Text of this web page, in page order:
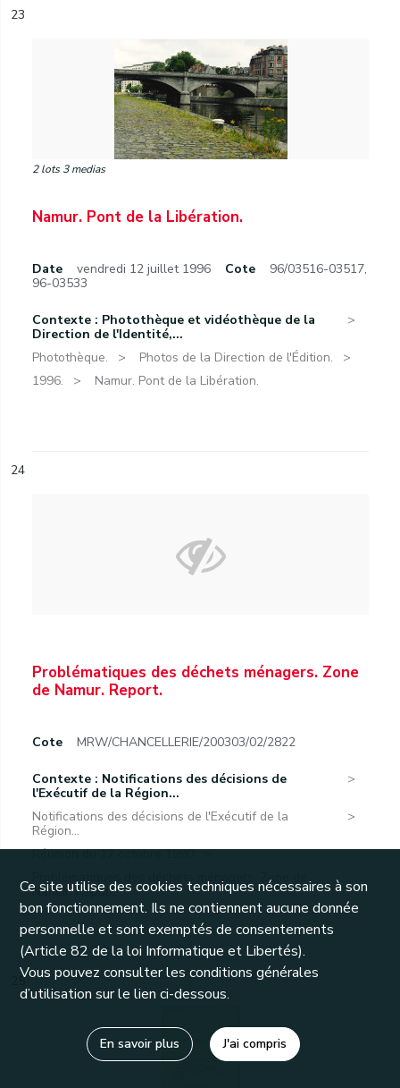
23
2 lots 3 medias
Namur. Pont de la Libération.
Date vendredi 12 juillet 1996 Cote
96/03516-03517,
96-03533
Contexte : Photothèque et vidéothèque de la
Direction de l'Identité,...
Photothèque.
Photos de la Direction de l'Édition.
1996.
Namur. Pont de la Libération.
24
Problématiques des déchets ménagers. Zone
de Namur. Report.
Cote MRW/CHANCELLERIE/200303/02/2822
Contexte : Notifications des décisions de
l'Exécutif de la Région...
Notifications des décisions de l'Exécutif de la
Région...
Réunion du 17 octobre 1990
Problématiques des déchets ménagers. Zone de
Namur. Report.
25
Ce site utilise des cookies techniques nécessaires à son
bon fonctionnement. Ils ne contiennent aucune donnée
personnelle et sont exemptés de consentements
(Article 82 de la loi Informatique et Libertés).
Vous pouvez consulter les conditions générales
d’utilisation sur le lien ci-dessous.
En savoir plus J'ai compris